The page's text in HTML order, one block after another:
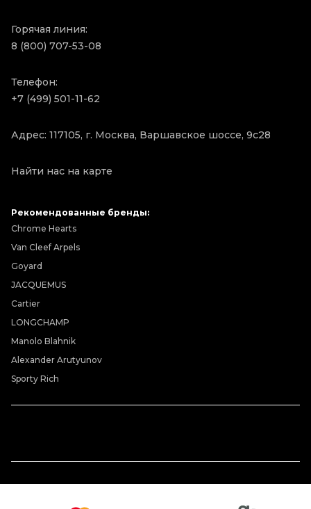
Горячая линия:
8 (800) 707-53-08
Телефон:
+7 (499) 501-11-62
Адрес: 117105, г. Москва, Варшавское шоссе, 9с28
Найти нас на карте
Рекомендованные бренды:
Chrome Hearts
Van Cleef Arpels
Goyard
JACQUEMUS
Cartier
LONGCHAMP
Manolo Blahnik
Alexander Arutyunov
Sporty Rich